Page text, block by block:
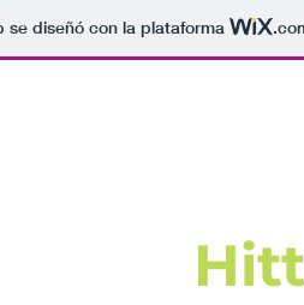
se diseñó con la plataforma
Hitt